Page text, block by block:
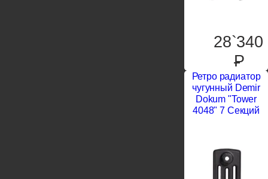
28`340
P
Ретро радиатор
чугунный Demir
Dokum "Tower
4048" 7 Секций